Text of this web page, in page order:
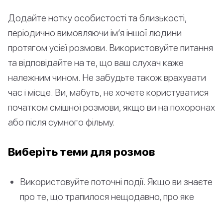
Додайте нотку особистості та близькості,
періодично вимовляючи ім’я іншої людини
протягом усієї розмови. Використовуйте питання
та відповідайте на те, що ваш слухач каже
належним чином. Не забудьте також врахувати
час і місце. Ви, мабуть, не хочете користуватися
початком смішної розмови, якщо ви на похоронах
або після сумного фільму.
Виберіть теми для розмов
Використовуйте поточні події. Якщо ви знаєте
про те, що трапилося нещодавно, про яке